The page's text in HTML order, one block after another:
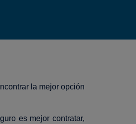
la mejor opción
es mejor contratar,